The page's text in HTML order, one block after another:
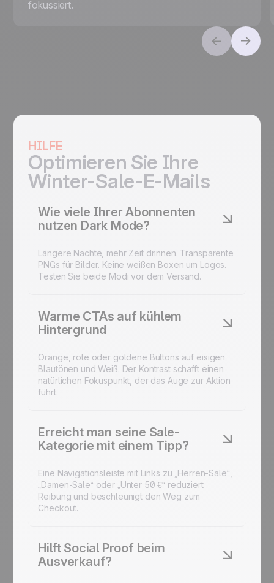
fokussiert.
HILFE
Optimieren Sie Ihre
Winter-Sale-E-Mails
Wie viele Ihrer Abonnenten
nutzen Dark Mode?
Längere Nächte, mehr Zeit drinnen. Transparente
PNGs für Bilder. Keine weißen Boxen um Logos.
Testen Sie beide Modi vor dem Versand.
Warme CTAs auf kühlem
Hintergrund
Orange, rote oder goldene Buttons auf eisigen
Blautönen und Weiß. Der Kontrast schafft einen
natürlichen Fokuspunkt, der das Auge zur Aktion
führt.
Erreicht man seine Sale-
Kategorie mit einem Tipp?
Eine Navigationsleiste mit Links zu „Herren-Sale“,
„Damen-Sale“ oder „Unter 50 €“ reduziert
Reibung und beschleunigt den Weg zum
Checkout.
Hilft Social Proof beim
Ausverkauf?